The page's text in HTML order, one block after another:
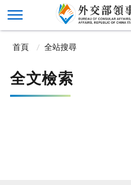
首頁 全站搜尋
全文檢索